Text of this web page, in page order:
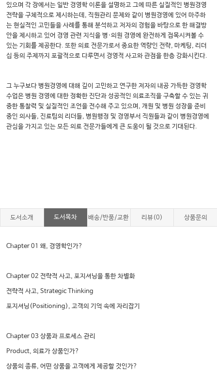
있으며 각 장에서는 일반 경영학 이론을 설명하고 그에 따른 실질적인 병원경영
전략을 구체적으로 제시하는데, 직원관리 문제와 같이 병원경영에 있어 마주하
는 현실적인 고민들을 사례를 통해 분석하고 저자의 경험을 바탕으로 한 해결방
안을 제시하고 있어 경영 관련 지식을 병·의원 경영에 완전하게 접목시켜볼 수
있는 기회를 제공한다. 또한 의료 전문가로서 중요한 역량인 전략, 마케팅, 리더
십 등의 주제까지 포괄적으로 다루면서 경영적 사고와 관점을 한층 강화시킨다.
그 누구보다 병원경영에 대해 깊이 고민하고 연구한 저자의 내공 가득한 경영학
수업은 병원 경영에 대한 정확한 진단과 성공적인 의료조직을 구축할 수 있는 귀
중한 통찰력 및 실질적인 조언을 전수해 주고 있으며, 개원 및 병원 성장을 준비
중인 의사들, 진료팀의 리더들, 병원행정 및 경영부서 직원들과 같이 병원경영에
관심을 가지고 있는 모든 의료 전문가들에게 큰 도움이 될 것으로 기대된다.
도서소개 도서목차 배송/반품/교환 리뷰(0) 상품문의
Chapter 01 왜, 경영학인가?
Chapter 02 전략적 사고, 포지셔닝을 통한 차별화
전략적 사고, Strategic Thinking
포지셔닝(Positioning), 고객의 기억 속에 자리잡기
Chapter 03 상품과 프로세스 관리
Product, 의료가 상품인가?
상품의 종류, 어떤 상품을 고객에게 제공할 것인가?